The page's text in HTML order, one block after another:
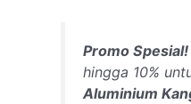
Promo Spesial!
hingga 10%
Aluminium